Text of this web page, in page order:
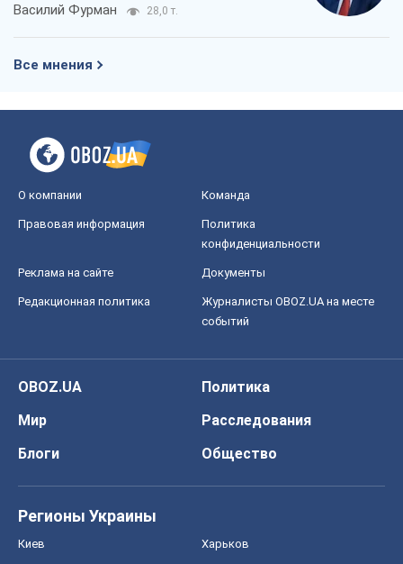
Василий Фурман 28,0 т.
Все мнения
О компании Команда
Правовая информация
Политика
конфиденциальности
Реклама на сайте Документы
Редакционная политика
Журналисты OBOZ.UA на месте
событий
OBOZ.UA
Политика
Мир
Расследования
Блоги
Общество
Регионы Украины
Киев Харьков